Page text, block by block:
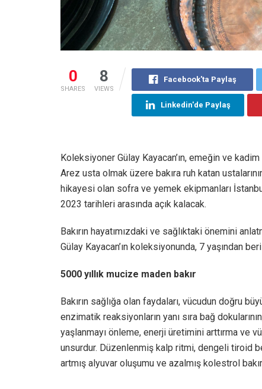
0
SHARES
8
VIEWS
Facebook'ta Paylaş
Linkedin'de Paylaş
Koleksiyoner Gülay Kayacan’ın, emeğin ve
Arez usta olmak üzere bakıra ruh katan
hikayesi olan sofra ve yemek ekipmanları
2023 tarihleri arasında açık kalacak.
Bakırın hayatımızdaki ve sağlıktaki önemini
Gülay Kayacan’ın koleksiyonunda, 7 yaşından
5000 yıllık mucize maden bakır
Bakırın sağlığa olan faydaları, vücudun doğru
enzimatik reaksiyonların yanı sıra bağ
yaşlanmayı önleme, enerji üretimini arttırma ve
unsurdur. Düzenlenmiş kalp ritmi, dengeli tiroid
artmış alyuvar oluşumu ve azalmış kolestrol